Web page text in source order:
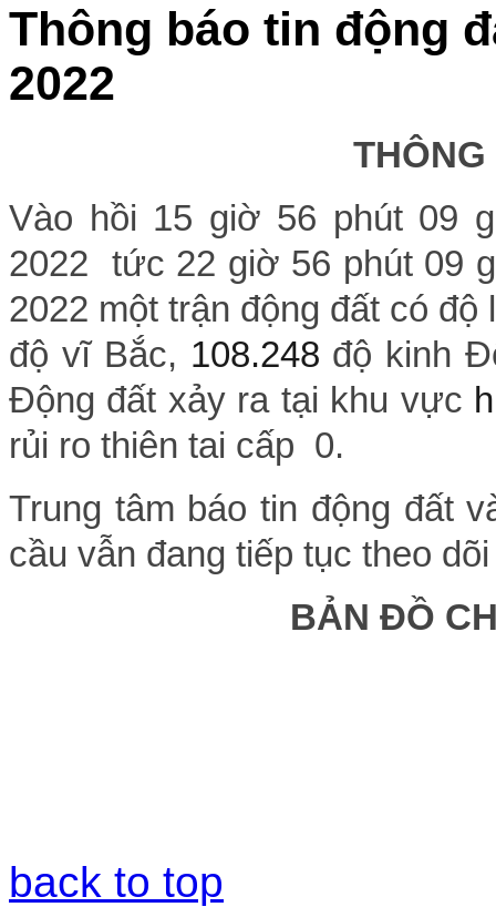
Thông báo tin động
2022
Vào hồi 15 giờ 56 phút 09
2022 tức 22 giờ 56 phút 09
2022 một trận động đất có
độ vĩ Bắc, 108.248 độ kinh
Động đất xảy ra tại khu vực
rủi ro thiên tai cấp 0.
Trung tâm báo tin động đất
cầu vẫn đang tiếp tục theo
BẢN ĐỒ
back to top